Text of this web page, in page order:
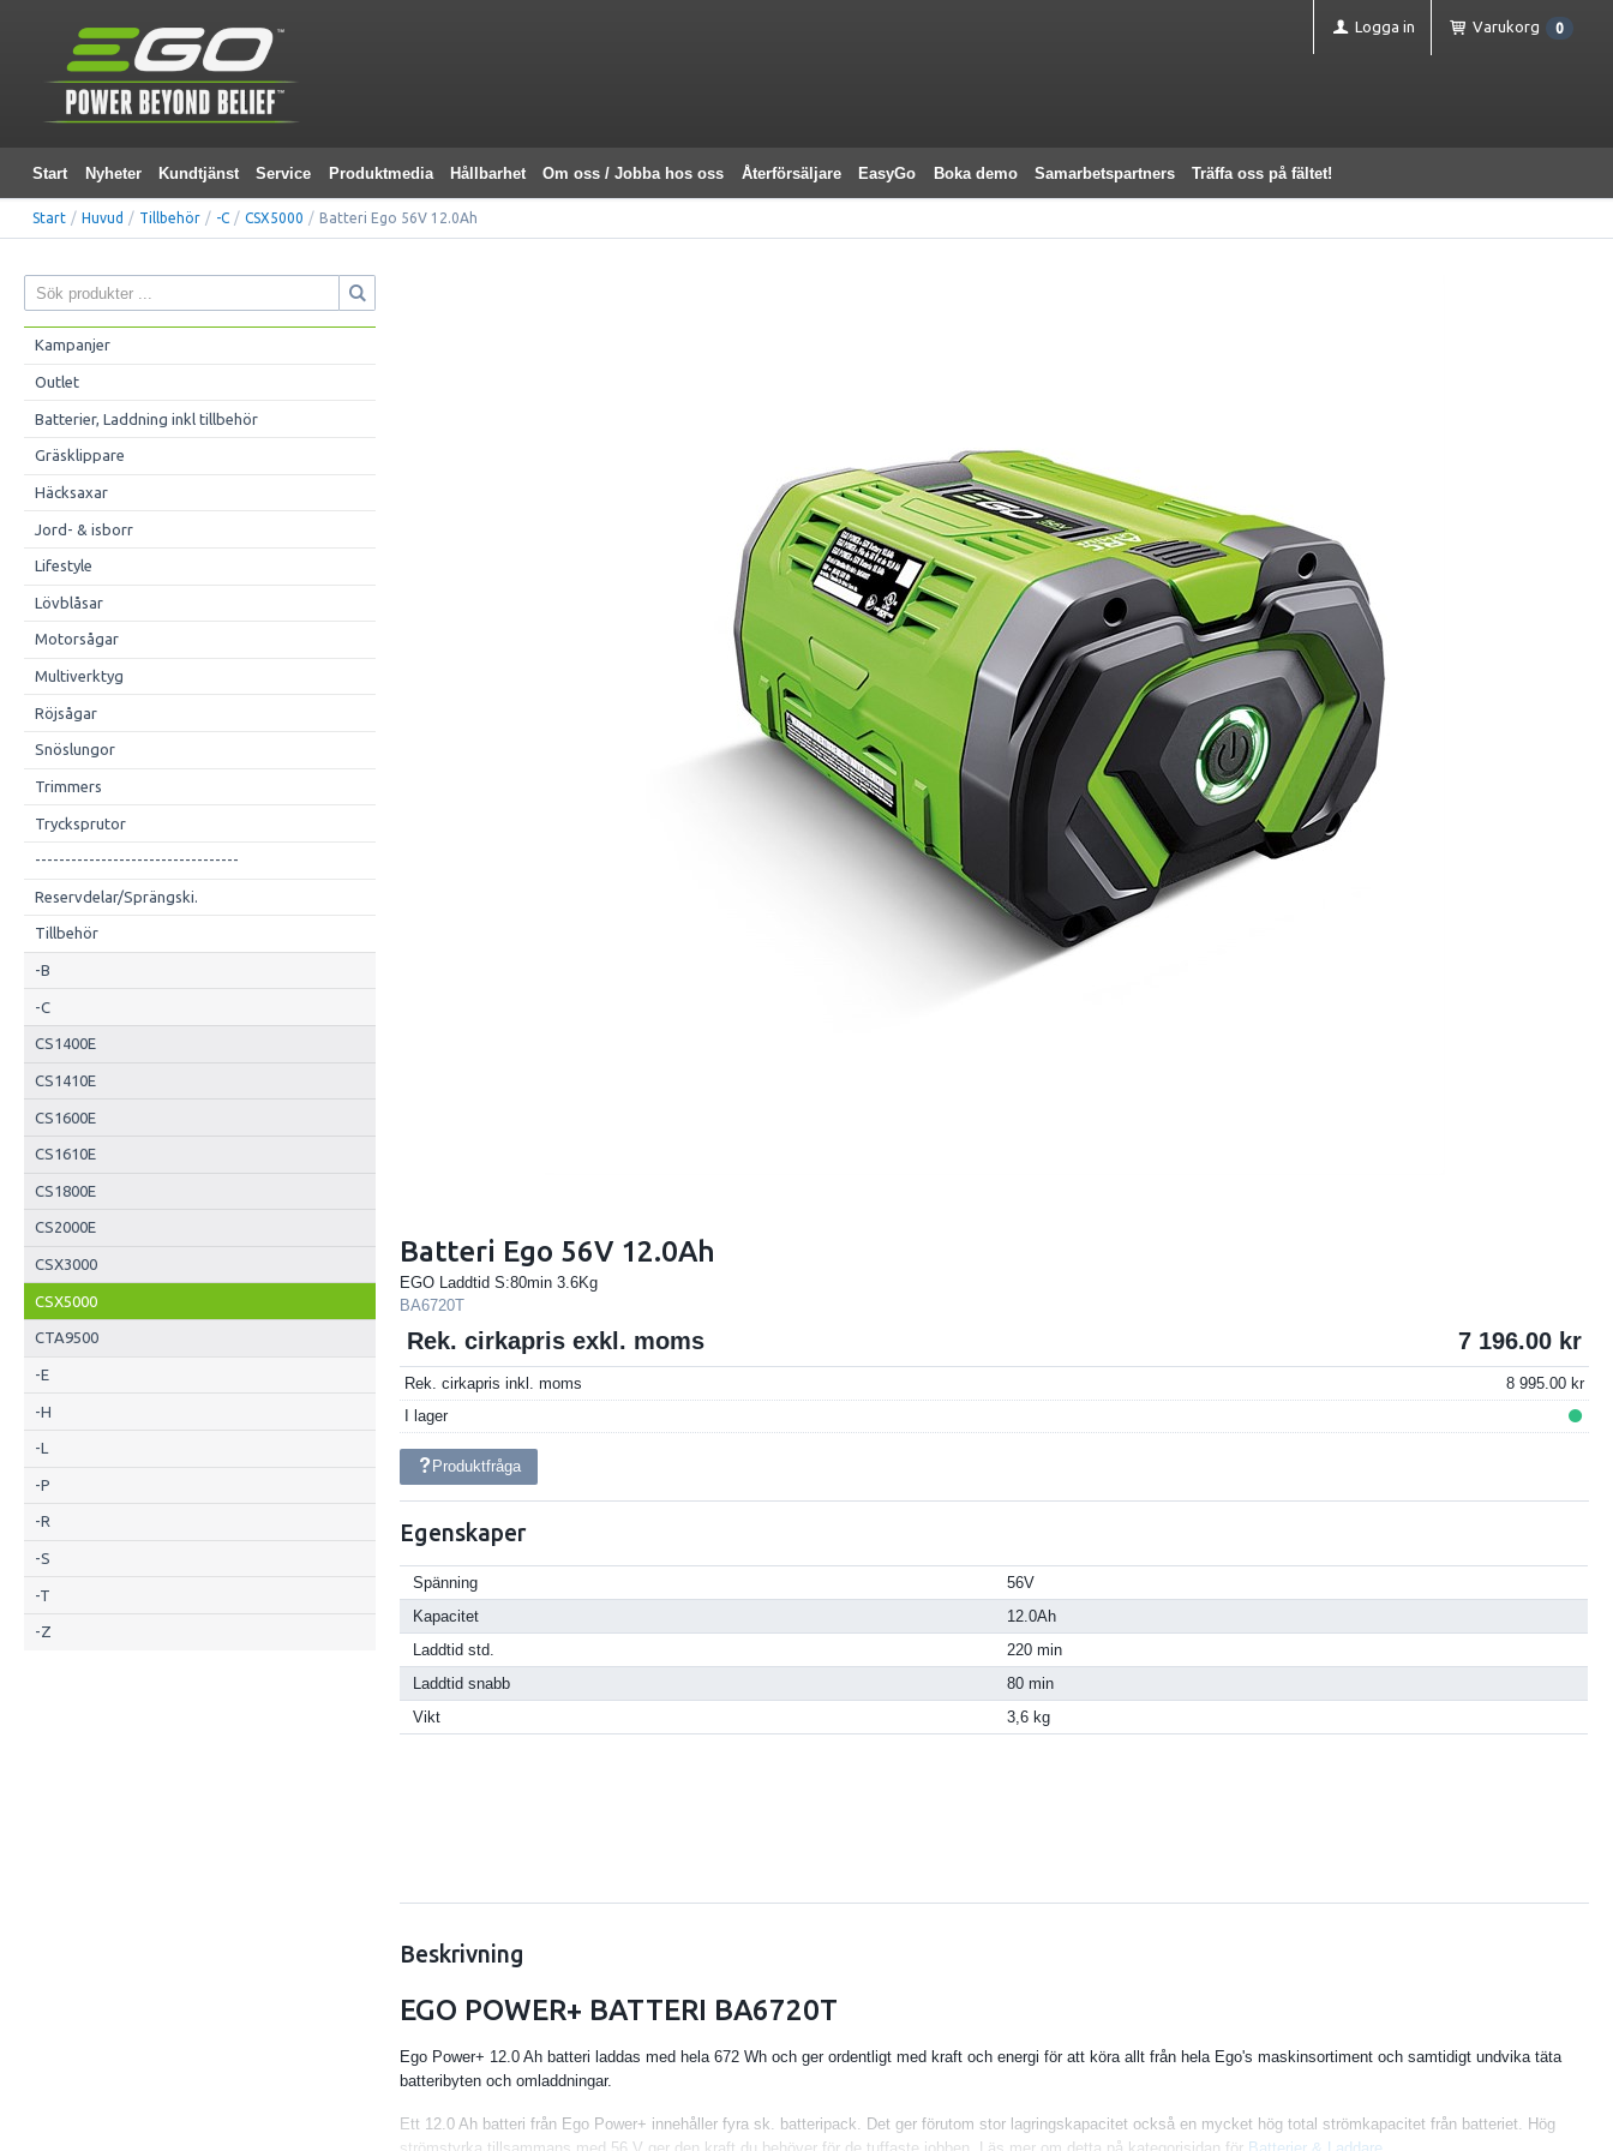
Logga in Varukorg 0
Start Nyheter Kundtjänst Service Produktmedia Hållbarhet Om oss / Jobba hos oss Återförsäljare EasyGo Boka demo Samarbetspartners Träffa oss på fältet!
Start / Huvud / Tillbehör / -C / CSX5000 / Batteri Ego 56V 12.0Ah
Kampanjer
Outlet
Batterier, Laddning inkl tillbehör
Gräsklippare
Häcksaxar
Jord- & isborr
Lifestyle
Lövblåsar
Motorsågar
Multiverktyg
Röjsågar
Snöslungor
Trimmers
Trycksprutor
----------------------------------
Reservdelar/Sprängski.
Tillbehör
-B
-C
CS1400E
CS1410E
CS1600E
CS1610E
CS1800E
CS2000E
CSX3000
CSX5000
CTA9500
-E
-H
-L
-P
-R
-S
-T
-Z
Batteri Ego 56V 12.0Ah
EGO Laddtid S:80min 3.6Kg
BA6720T
Rek. cirkapris exkl. moms 7 196.00
Rek. cirkapris inkl. moms
8 995.00
I lager
Produktfråga
Egenskaper
Spänning
56V
Kapacitet
12.0Ah
Laddtid std.
220 min
Laddtid snabb
80 min
Vikt
3,6 kg
Beskrivning
EGO POWER+ BATTERI BA6720T
Ego Power+ 12.0 Ah batteri laddas med hela 672 Wh och ger ordentligt med kraft och energi för att köra allt från hela Ego's maskinsortiment och samtidigt undvika täta
batteribyten och omladdningar.
Ett 12.0 Ah batteri från Ego Power+ innehåller fyra sk. batteripack. Det ger förutom stor lagringskapacitet också en mycket hög total strömkapacitet från batteriet. Hög